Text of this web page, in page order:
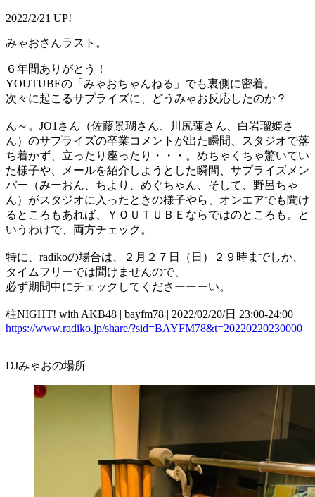
2022/2/21 UP!
みゃおさんラスト。
６年間ありがとう！
YOUTUBEの「みゃおちゃんねる」でも裏側に密着。
次々に起こるサプライズに、どうみゃお反応したのか？
ん～。JO1さん（佐藤景瑚さん、川尻蓮さん、白岩瑠姫さ
ん）のサプライズの卒業コメントが出た瞬間、スタジオで落
ち着かず、立ったり座ったり・・・。めちゃくちゃ驚いてい
た様子や、メールを紹介しようとした瞬間、サプライズメン
バー（みーおん、ちより、めぐちゃん、そして、野呂ちゃ
ん）がスタジオに入ったときの様子やら、オンエアでも聞け
るところもあれば、ＹＯＵＴＵＢＥならではのところも。と
いうわけで、両方チェック。
特に、radikoの場合は、２月２７日（日）２９時までしか、
タイムフリーでは聞けませんので、
必ず期間中にチェックしてくださーーーい。
柱NIGHT! with AKB48 | bayfm78 | 2022/02/20/日 23:00-24:00
https://www.radiko.jp/share/?sid=BAYFM78&t=20220220230000
DJみゃおの場所